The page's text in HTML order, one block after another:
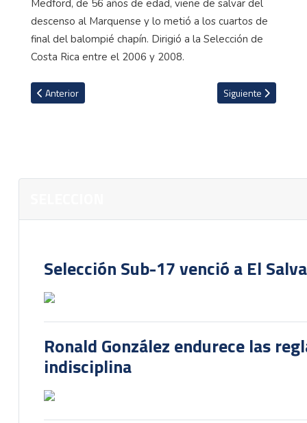
Medford, de 56 años de edad, viene de salvar del
descenso al Marquense y lo metió a los cuartos de
final del balompié chapín. Dirigió a la Selección de
Costa Rica entre el 2006 y 2008.
Artículo anterior: Regreso de Keylor Navas y varias caras nuevas
Anterior Artículo siguiente:
Siguiente
Selección Sub-17 venció a El
Ronald González endurece las
indisciplina